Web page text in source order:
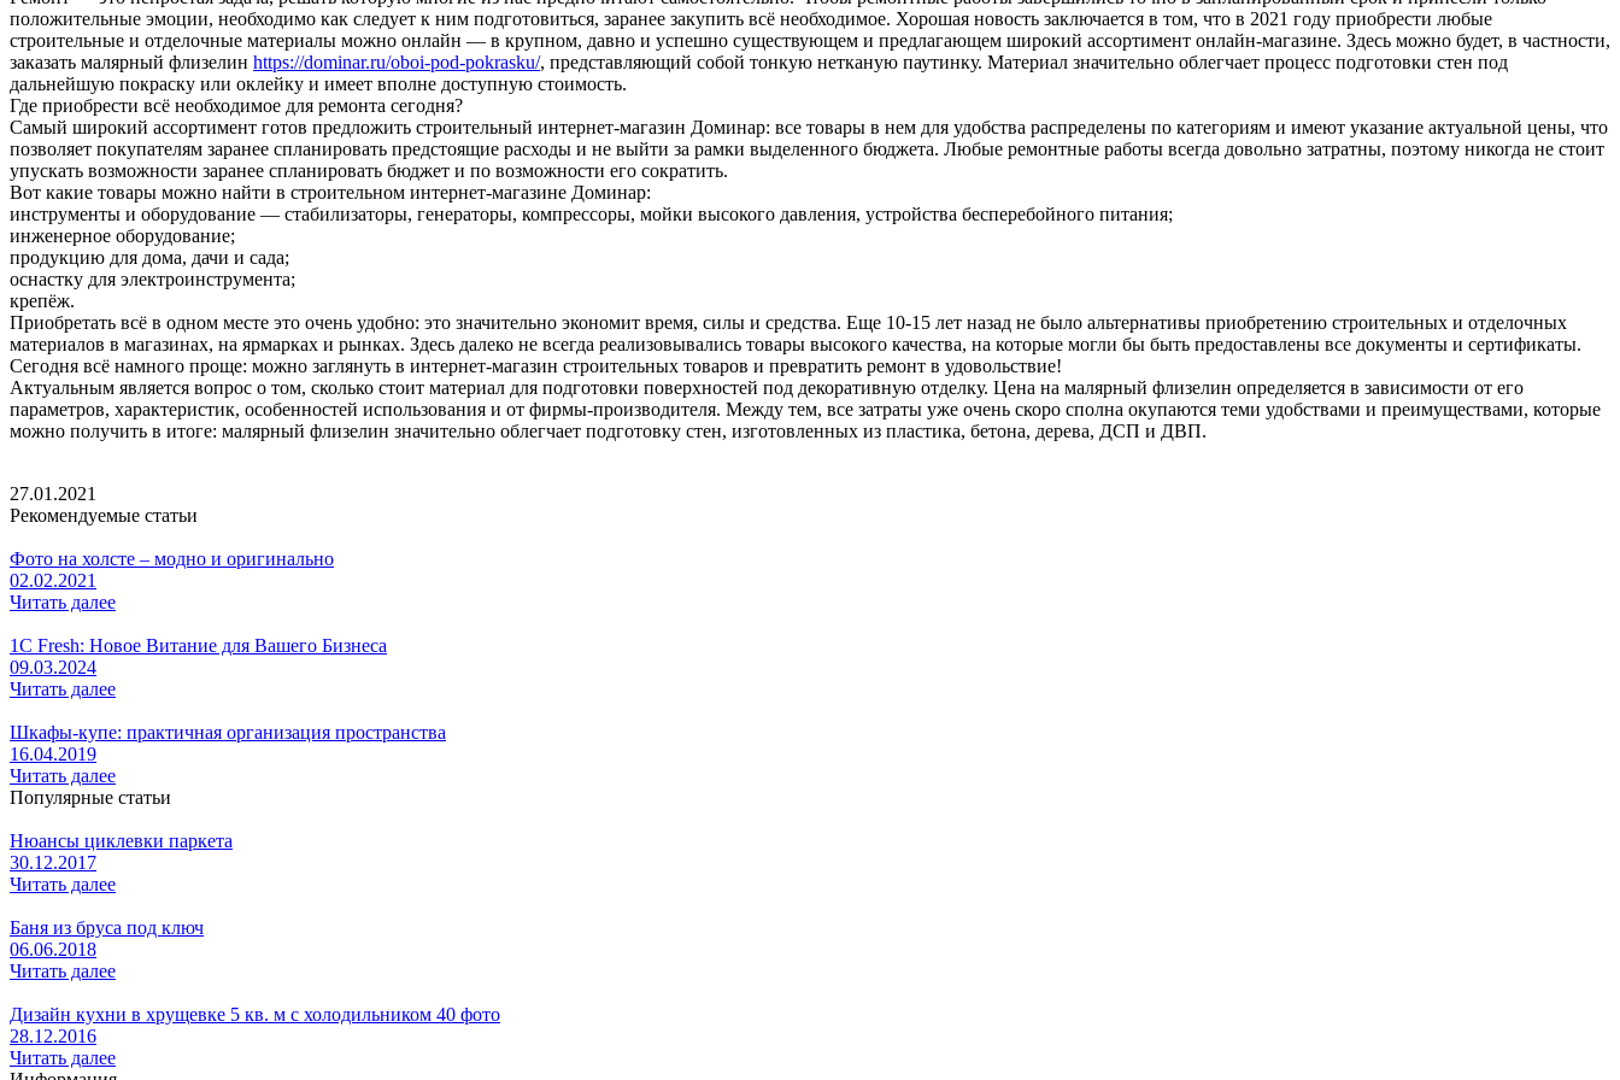
положительные эмоции, необходимо как следует к ним подготовиться, заранее закупить всё необходимое. Хорошая новость заключается в том, что в 2021 году приобрести любые
строительные и отделочные материалы можно онлайн — в крупном, давно и успешно существующем и предлагающем широкий ассортимент онлайн-магазине. Здесь можно будет, в частности,
заказать малярный флизелин https://dominar.ru/oboi-pod-pokrasku/, представляющий собой тонкую нетканую паутинку. Материал значительно облегчает процесс подготовки стен под
дальнейшую покраску или оклейку и имеет вполне доступную стоимость.
Где приобрести всё необходимое для ремонта сегодня?
Самый широкий ассортимент готов предложить строительный интернет-магазин Доминар: все товары в нем для удобства распределены по категориям и имеют указание актуальной цены, что
позволяет покупателям заранее спланировать предстоящие расходы и не выйти за рамки выделенного бюджета. Любые ремонтные работы всегда довольно затратны, поэтому никогда не стоит
упускать возможности заранее спланировать бюджет и по возможности его сократить.
Вот какие товары можно найти в строительном интернет-магазине Доминар:
инструменты и оборудование — стабилизаторы, генераторы, компрессоры, мойки высокого давления, устройства бесперебойного питания;
инженерное оборудование;
продукцию для дома, дачи и сада;
оснастку для электроинструмента;
крепёж.
Приобретать всё в одном месте это очень удобно: это значительно экономит время, силы и средства. Еще 10-15 лет назад не было альтернативы приобретению строительных и отделочных
материалов в магазинах, на ярмарках и рынках. Здесь далеко не всегда реализовывались товары высокого качества, на которые могли бы быть предоставлены все документы и сертификаты.
Сегодня всё намного проще: можно заглянуть в интернет-магазин строительных товаров и превратить ремонт в удовольствие!
Актуальным является вопрос о том, сколько стоит материал для подготовки поверхностей под декоративную отделку. Цена на малярный флизелин определяется в зависимости от его
параметров, характеристик, особенностей использования и от фирмы-производителя. Между тем, все затраты уже очень скоро сполна окупаются теми удобствами и преимуществами, которые
можно получить в итоге: малярный флизелин значительно облегчает подготовку стен, изготовленных из пластика, бетона, дерева, ДСП и ДВП.
27.01.2021
Рекомендуемые статьи
Фото на холсте – модно и оригинально
02.02.2021
Читать далее
1C Fresh: Новое Витание для Вашего Бизнеса
09.03.2024
Читать далее
Шкафы-купе: практичная организация пространства
16.04.2019
Читать далее
Популярные статьи
Нюансы циклевки паркета
30.12.2017
Читать далее
Баня из бруса под ключ
06.06.2018
Читать далее
Дизайн кухни в хрущевке 5 кв. м с холодильником 40 фото
28.12.2016
Читать далее